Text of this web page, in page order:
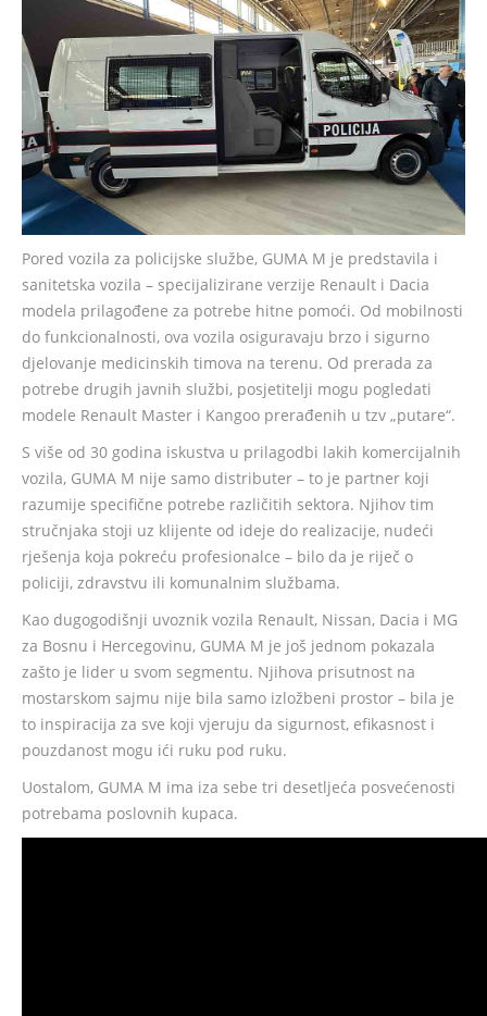
Pored vozila za policijske službe, GUMA M je predstavila i
sanitetska vozila – specijalizirane verzije Renault i Dacia
modela prilagođene za potrebe hitne pomoći. Od mobilnosti
do funkcionalnosti, ova vozila osiguravaju brzo i sigurno
djelovanje medicinskih timova na terenu. Od prerada za
potrebe drugih javnih službi, posjetitelji mogu pogledati
modele Renault Master i Kangoo prerađenih u tzv „putare“.
S više od 30 godina iskustva u prilagodbi lakih komercijalnih
vozila, GUMA M nije samo distributer – to je partner koji
razumije specifične potrebe različitih sektora. Njihov tim
stručnjaka stoji uz klijente od ideje do realizacije, nudeći
rješenja koja pokreću profesionalce – bilo da je riječ o
policiji, zdravstvu ili komunalnim službama.
Kao dugogodišnji uvoznik vozila Renault, Nissan, Dacia i MG
za Bosnu i Hercegovinu, GUMA M je još jednom pokazala
zašto je lider u svom segmentu. Njihova prisutnost na
mostarskom sajmu nije bila samo izložbeni prostor – bila je
to inspiracija za sve koji vjeruju da sigurnost, efikasnost i
pouzdanost mogu ići ruku pod ruku.
Uostalom, GUMA M ima iza sebe tri desetljeća posvećenosti
potrebama poslovnih kupaca.